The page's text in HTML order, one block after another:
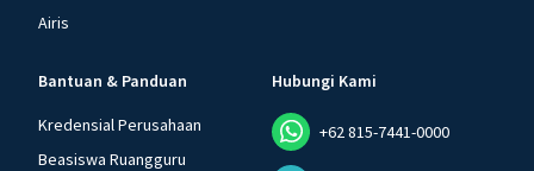
Airis
Bantuan & Panduan
Kredensial Perusahaan
Beasiswa Ruangguru
Hubungi Kami
+62 815-7441-0000